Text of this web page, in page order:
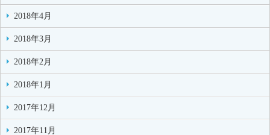
2018年4月
2018年3月
2018年2月
2018年1月
2017年12月
2017年11月